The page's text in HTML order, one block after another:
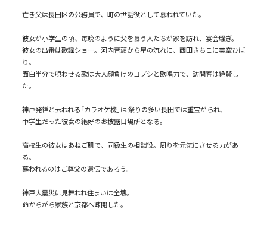
亡き父は長田区の公務員で、町の世話役として慕われていた。
彼女が小学生の頃、毎晩のように父を慕う人たちが家を訪れ、宴会騒ぎ。
彼女の出番は歌謡ショー。河内音頭から星の流れに、西田さちこに美空ひば
り。
面白半分で唄わせる歌は大人顔負けのコブシと歌唱力で、訪問客は絶賛し
た。
神戸発祥と云われる「カラオケ機｣は 祭りの多い長田では重宝がられ、
中学生だった彼女の絶好のお披露目場所となる。
高校生の彼女はあねご肌で、同級生の相談役。周りを元気にさせる力があ
る。
慕われるのはご尊父の遺伝であろう。
神戸大震災に見舞われ住まいは全壊。
命からがら家族と京都へ疎開した。